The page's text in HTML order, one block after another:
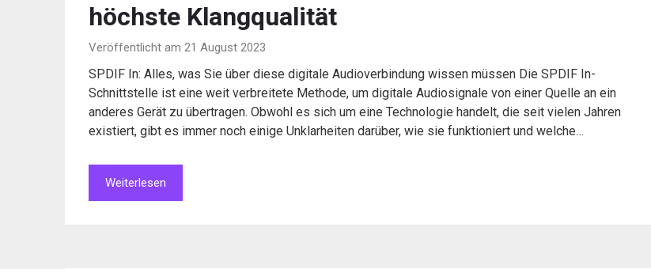
höchste Klangqualität
Veröffentlicht am 21 August 2023
SPDIF In: Alles, was Sie über diese digitale Audioverbindung wissen müssen Die SPDIF In-
Schnittstelle ist eine weit verbreitete Methode, um digitale Audiosignale von einer Quelle an ein
anderes Gerät zu übertragen. Obwohl es sich um eine Technologie handelt, die seit vielen Jahren
existiert, gibt es immer noch einige Unklarheiten darüber, wie sie funktioniert und welche…
Weiterlesen